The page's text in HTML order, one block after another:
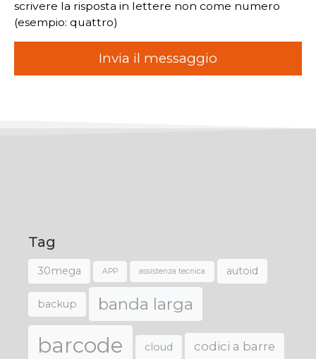
scrivere la risposta in lettere non come numero
(esempio: quattro)
Tag
30mega APP assistenza tecnica autoid
backup banda larga
barcode cloud codici a barre